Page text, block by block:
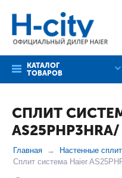
КАТАЛОГ
ТОВАРОВ
СПЛИТ
Главная
Настенные
Сплит система Haier